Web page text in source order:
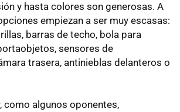
y hasta colores son generosas. A
empiezan a ser muy escasas:
barras de techo, bola para
sensores de
trasera, antinieblas delanteros o
como algunos oponentes,